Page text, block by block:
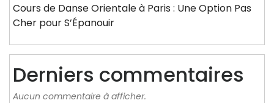
Cours de Danse Orientale à Paris : Une Option Pas
Cher pour S’Épanouir
Derniers commentaires
Aucun commentaire à afficher.